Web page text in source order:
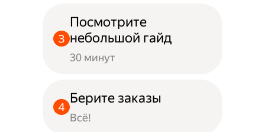
Посмотрите
небольшой гайд
30 минут
Берите заказы
Всё!